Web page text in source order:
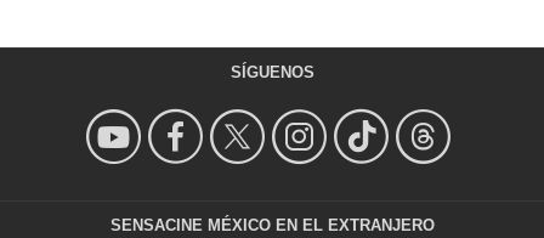
SÍGUENOS
SENSACINE MÉXICO EN EL EXTRANJERO